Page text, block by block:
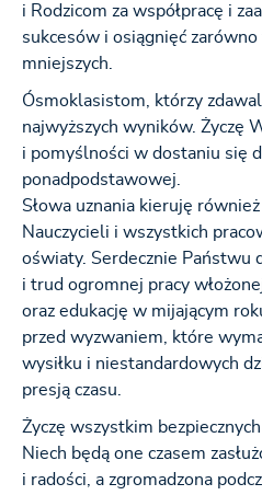
i Rodzicom za współpracę i
sukcesów i osiągnięć
mniejszych.
Ósmoklasistom, którzy
najwyższych wyników. Życzę
i pomyślności w dostaniu się
ponadpodstawowej.
Słowa uznania kieruję
Nauczycieli i wszystkich
oświaty. Serdecznie Państwu
i trud ogromnej pracy
oraz edukację w mijającym
przed wyzwaniem, które
wysiłku i niestandardowych
presją czasu.
Życzę wszystkim
Niech będą one czasem
i radości, a zgromadzona